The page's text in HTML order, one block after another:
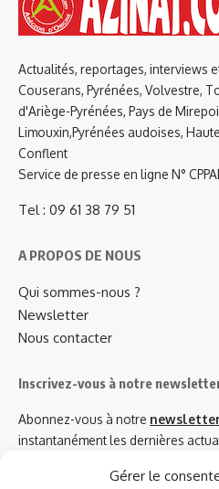
Gérer le
Actualités, reportages, interviews
Couserans, Pyrénées, Volvestre,
d'Ariège-Pyrénées, Pays de
Limouxin,Pyrénées audoises,
Conflent
Service de presse en ligne N°
Tel : 09 61 38 79 51
A PROPOS DE NOUS
Qui sommes-nous ?
Newsletter
Nous contacter
Inscrivez-vous à notre
Abonnez-vous à notre
instantanément les dernières